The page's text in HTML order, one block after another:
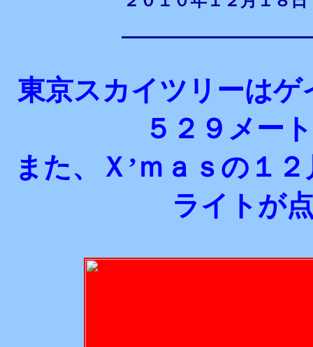
東京スカイツリーはゲ
５２９メー
また、Ｘ’ｍａｓの１
ライトが